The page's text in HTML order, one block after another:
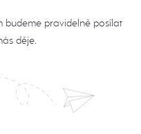
budeme pravidelně posílat
děje.